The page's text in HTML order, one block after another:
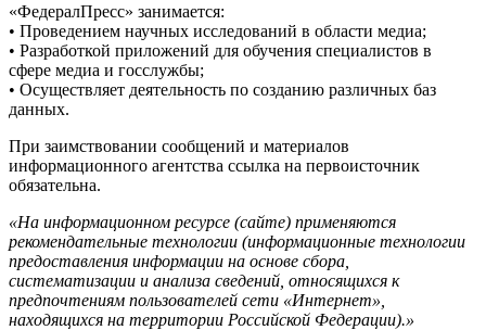
«ФедералПресс» занимается:
• Проведением научных исследований в области медиа;
• Разработкой приложений для обучения специалистов в
сфере медиа и госслужбы;
• Осуществляет деятельность по созданию различных баз
данных.
При заимствовании сообщений и материалов
информационного агентства ссылка на первоисточник
обязательна.
«На информационном ресурсе (сайте) применяются
рекомендательные технологии (информационные технологии
предоставления информации на основе сбора,
систематизации и анализа сведений, относящихся к
предпочтениям пользователей сети «Интернет»,
находящихся на территории Российской Федерации).»